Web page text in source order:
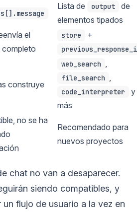
Lista de output
de
elementos tipados
el
completo
store +
construye
web_search
file_search
code_interpreter
y
más
no se ha
Recomendado para
nuevos proyectos
chat no van a desaparecer.
siendo compatibles, y
flujo de usuario a la vez en